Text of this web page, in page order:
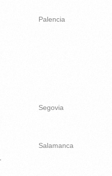
Palencia
Segovia
Salamanca